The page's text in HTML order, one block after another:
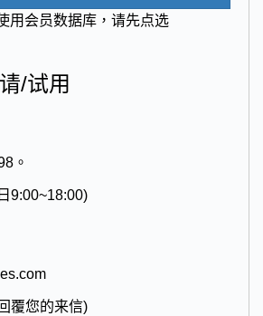
用会员数据库，请先点选
/试用
。
9:00~18:00)
覆您的来信)